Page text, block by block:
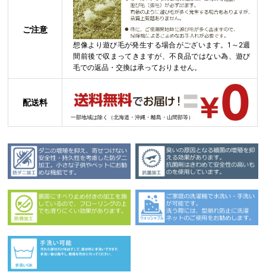
ご注意
想像より遊び毛が発生する場合がございます。1～2週
間前後で収まってきますが、不良品ではない為、遊び
毛での返品・交換は承っておりません。
配送料
一部地域は除く（北海道・沖縄・離島・山間部等）